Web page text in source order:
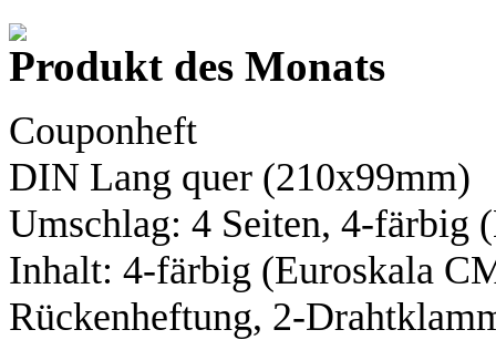
Produkt des Monats
Couponheft
DIN Lang quer (210x99mm)
Umschlag: 4 Seiten, 4-färbig
Inhalt: 4-färbig (Euroskala
Rückenheftung, 2-